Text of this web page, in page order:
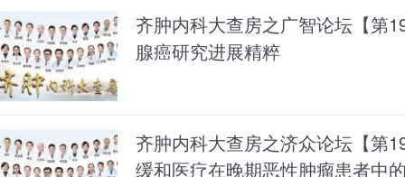
齐肿内科大查房之广智论坛【第
腺癌研究进展精粹
齐肿内科大查房之济众论坛【第
缓和医疗在晚期恶性肿瘤患者中